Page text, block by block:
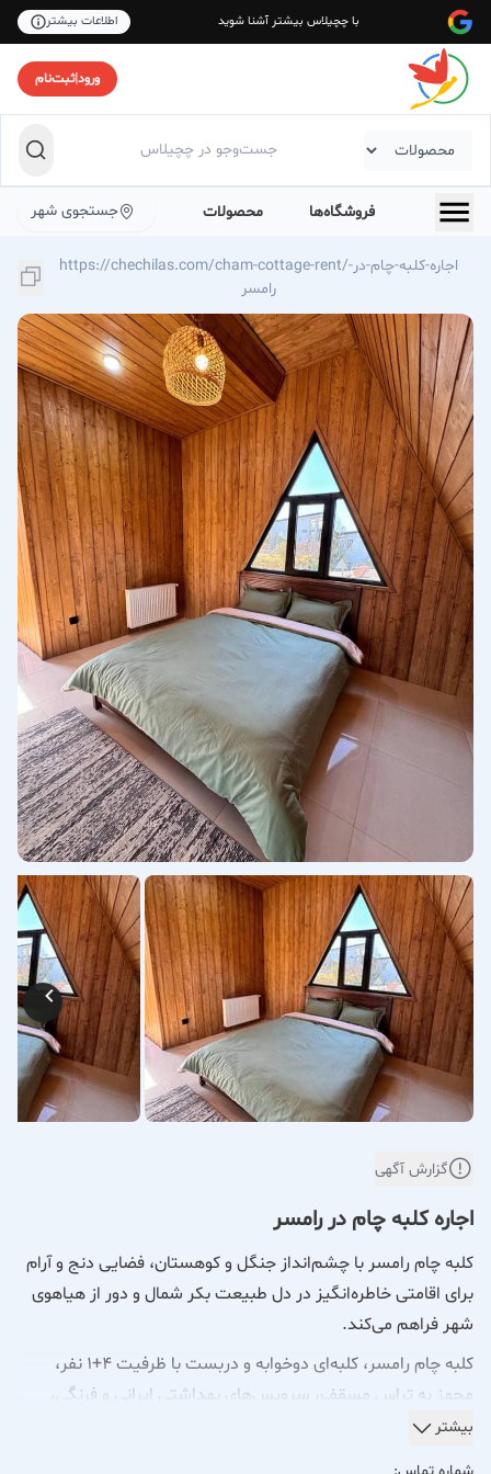
با چچیلاس بیشتر آشنا شوید اطلاعات بیشتر
ورود|ثبت‌نام
فروشگاه‌ها محصولات جستجوی شهر
https://chechilas.com/cham-cottage-rent/اجاره-کلبه-چام-در-
رامسر
گزارش آگهی
اجاره کلبه چام در رامسر
کلبه چام رامسر با چشم‌انداز جنگل و کوهستان، فضایی دنج و آرام
برای اقامتی خاطره‌انگیز در دل طبیعت بکر شمال و دور از هیاهوی
شهر فراهم می‌کند.
کلبه چام رامسر، کلبه‌ای دوخوابه و دربست با ظرفیت ۴+۱ نفر،
مجهز به تراس مسقف، سرویس‌های بهداشتی ایرانی و فرنگی،
پارکینگ اختصاصی و امکانات کامل رفاهی است.این اقامتگاه در
بیشتر